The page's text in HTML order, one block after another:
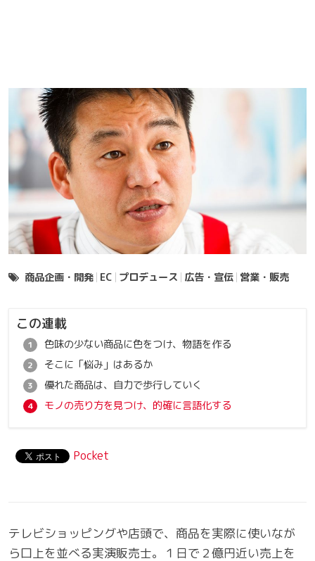
商品企画・開発 EC プロデュース 広告・宣伝 営業・販売
この連載
色味の少ない商品に色をつけ、物語を作る
そこに「悩み」はあるか
優れた商品は、自力で歩行していく
モノの売り方を見つけ、的確に言語化する
Pocket
テレビショッピングや店頭で、商品を実際に使いなが
ら口上を並べる実演販売士。１日で２億円近い売上を